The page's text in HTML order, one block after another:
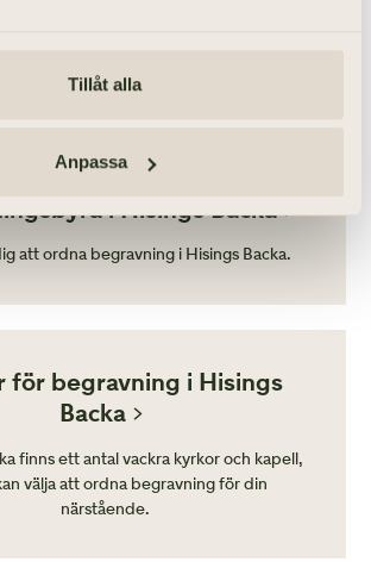
Tillåt alla
Anpassa
LÄS VIDARE
i Hisings Backa
att ordna begravning i Hisings Backa.
för begravning i Hisings
Backa
finns ett antal vackra kyrkor och kapell,
välja att ordna begravning för din
närstående.